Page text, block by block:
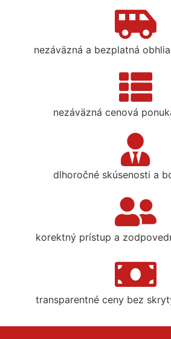
nezáväzná a bezplatná
nezáväzná cenová
dlhoročné skúsenosti a
korektný prístup a
transparentné ceny bez